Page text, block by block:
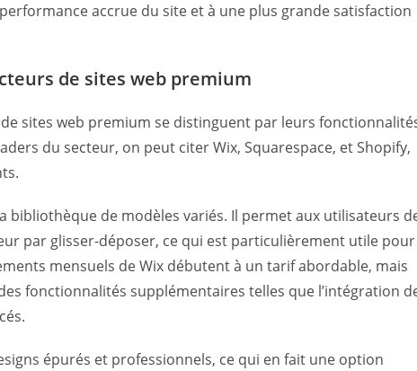
accrue du site et à une plus grande satisfaction
de sites web premium
sites web premium se distinguent par leurs
du secteur, on peut citer Wix, Squarespace, et Shopify,
bibliothèque de modèles variés. Il permet aux utilisateurs
par glisser-déposer, ce qui est particulièrement utile pour
mensuels de Wix débutent à un tarif abordable, mais
fonctionnalités supplémentaires telles que l’intégration
épurés et professionnels, ce qui en fait une option